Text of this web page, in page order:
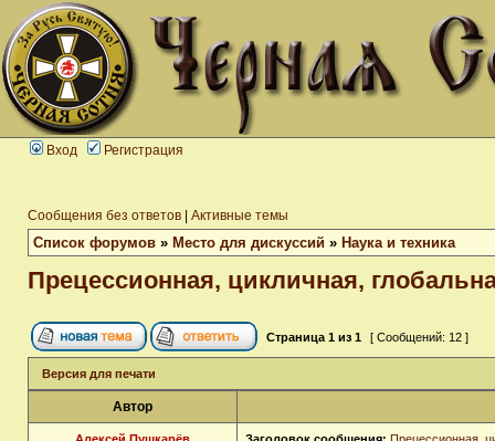
Вход Регистрация
Сообщения без ответов Активные темы
Список форумов » Место для дискуссий » Наука и техника
Прецессионная, цикличная,
Страница 1 из 1 [ Сообщений: 12 ]
Версия для печати
Автор